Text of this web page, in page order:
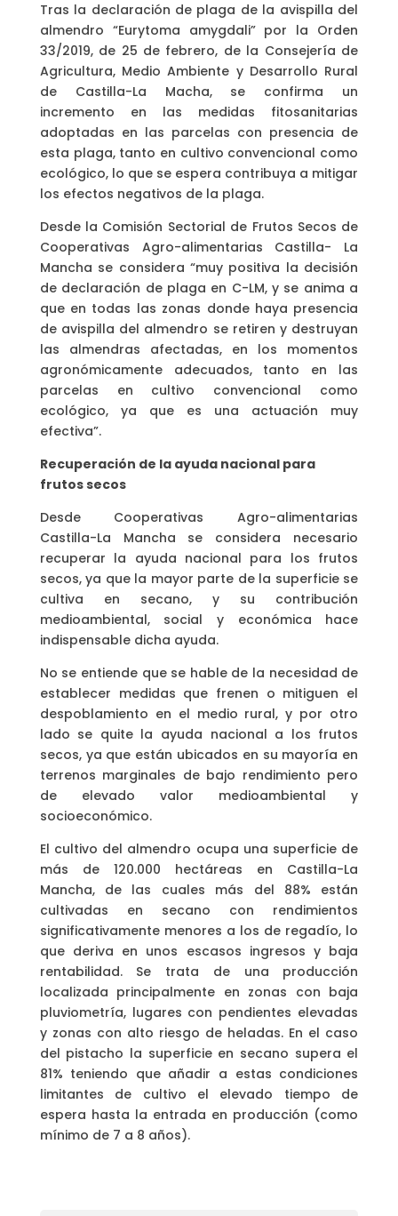
Tras la declaración de plaga de la avispilla del
almendro “Eurytoma amygdali” por la Orden
33/2019, de 25 de febrero, de la Consejería de
Agricultura, Medio Ambiente y Desarrollo Rural
de Castilla-La Macha, se confirma un
incremento en las medidas fitosanitarias
adoptadas en las parcelas con presencia de
esta plaga, tanto en cultivo convencional como
ecológico, lo que se espera contribuya a mitigar
los efectos negativos de la plaga.
Desde la Comisión Sectorial de Frutos Secos de
Cooperativas Agro-alimentarias Castilla- La
Mancha se considera “muy positiva la decisión
de declaración de plaga en C-LM, y se anima a
que en todas las zonas donde haya presencia
de avispilla del almendro se retiren y destruyan
las almendras afectadas, en los momentos
agronómicamente adecuados, tanto en las
parcelas en cultivo convencional como
ecológico, ya que es una actuación muy
efectiva”.
Recuperación de la ayuda nacional para
frutos secos
Desde Cooperativas Agro-alimentarias
Castilla-La Mancha se considera necesario
recuperar la ayuda nacional para los frutos
secos, ya que la mayor parte de la superficie se
cultiva en secano, y su contribución
medioambiental, social y económica hace
indispensable dicha ayuda.
No se entiende que se hable de la necesidad de
establecer medidas que frenen o mitiguen el
despoblamiento en el medio rural, y por otro
lado se quite la ayuda nacional a los frutos
secos, ya que están ubicados en su mayoría en
terrenos marginales de bajo rendimiento pero
de elevado valor medioambiental y
socioeconómico.
El cultivo del almendro ocupa una superficie de
más de 120.000 hectáreas en Castilla-La
Mancha, de las cuales más del 88% están
cultivadas en secano con rendimientos
significativamente menores a los de regadío, lo
que deriva en unos escasos ingresos y baja
rentabilidad. Se trata de una producción
localizada principalmente en zonas con baja
pluviometría, lugares con pendientes elevadas
y zonas con alto riesgo de heladas. En el caso
del pistacho la superficie en secano supera el
81% teniendo que añadir a estas condiciones
limitantes de cultivo el elevado tiempo de
espera hasta la entrada en producción (como
mínimo de 7 a 8 años).